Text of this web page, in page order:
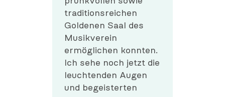
traditionsreichen
Goldenen Saal des
Musikverein
ermöglichen konnten.
Ich sehe noch jetzt die
leuchtenden Augen
und begeisterten